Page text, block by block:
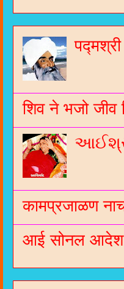
शिव ने भजो जीव
कामप्रजाळण
आई सोनल आदेश